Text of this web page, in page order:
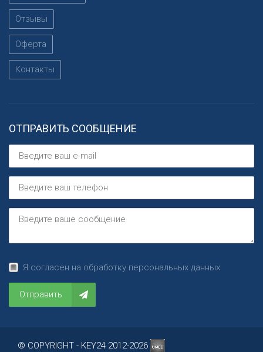
Отзывы
Оферта
Контакты
ОТПРАВИТЬ СООБЩЕНИЕ
Я согласен на обработку персональных данных
Отправить
© COPYRIGHT - KEY24 2012-2026